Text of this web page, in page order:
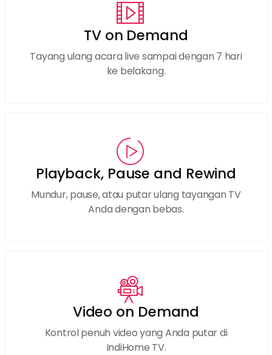
TV on Demand
Tayang ulang acara live sampai dengan 7 hari
ke belakang.
Playback, Pause and Rewind
Mundur, pause, atau putar ulang tayangan TV
Anda dengan bebas.
Video on Demand
Kontrol penuh video yang Anda putar di
IndiHome TV.